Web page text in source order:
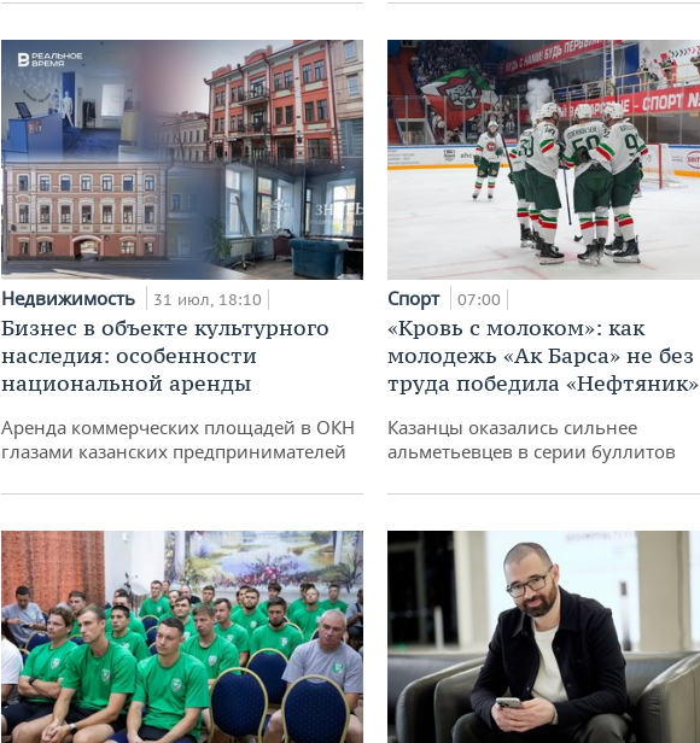
Недвижимость 31 июл, 18:10
Бизнес в объекте культурного
наследия: особенности
национальной аренды
Аренда коммерческих площадей в ОКН
глазами казанских предпринимателей
Спорт 07:00
«Кровь с молоком»: как
молодежь «Ак Барса» не без
труда победила «Нефтяник»
Казанцы оказались сильнее
альметьевцев в серии буллитов